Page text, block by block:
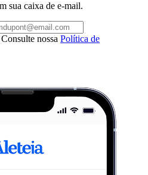
sua caixa de e-mail.
nossa Política de